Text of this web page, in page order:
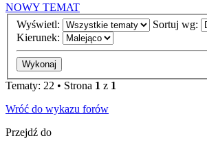
NOWY TEMAT
Wyświetl:
Sortuj wg:
Kierunek:
Tematy: 22 • Strona 1 z 1
Wróć do wykazu forów
Przejdź do